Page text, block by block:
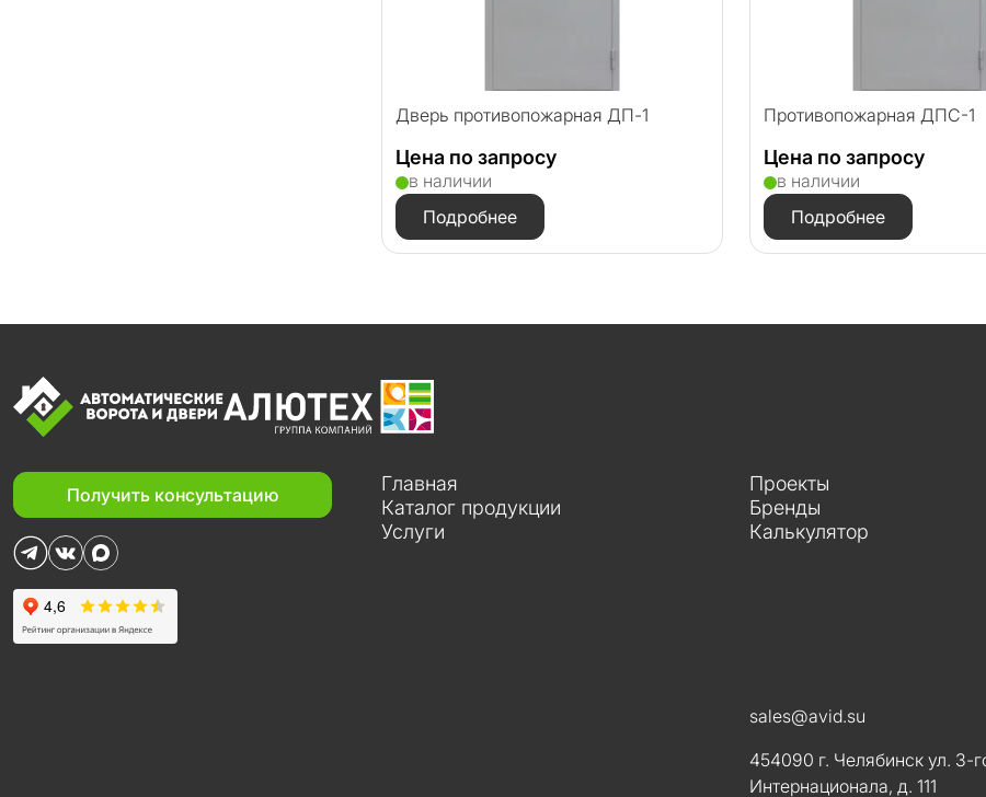
Дверь противопожарная ДП-1
Цена по запросу
в наличии
Подробнее
Противопожарная ДПC-1
Цена по запросу
в наличии
Подробнее
Получить консультацию
Главная
Каталог продукции
Услуги
Проекты
Бренды
Калькулятор
sales@avid.su
454090 г. Челябинск ул. 3-
Интернационала, д. 111